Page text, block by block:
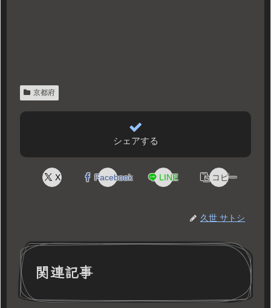
京都府
シェアする
X Facebook LINE コピー
久世 サトシ
関連記事